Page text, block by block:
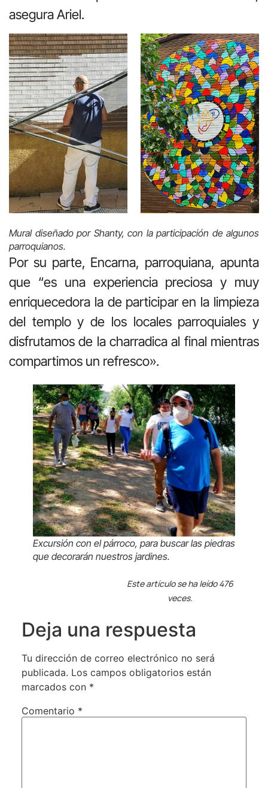
asegura Ariel.
Mural diseñado por Shanty, con la participación de algunos
parroquianos.
Por su parte, Encarna, parroquiana, apunta
que “es una experiencia preciosa y muy
enriquecedora la de participar en la limpieza
del templo y de los locales parroquiales y
disfrutamos de la charradica al final mientras
compartimos un refresco».
Excursión con el párroco, para buscar las piedras
que decorarán nuestros jardines.
Este artículo se ha leído 476
veces.
Deja una respuesta
Tu dirección de correo electrónico no será
publicada. Los campos obligatorios están
marcados con *
Comentario *